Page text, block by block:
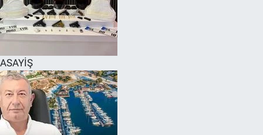
ASAYİŞ
EĞİTİM
ÖZEL HABER
HALK54 PANORAMA